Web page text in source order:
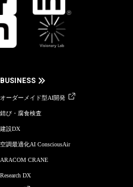
BUSINESS
オーダーメイド型AI開発
錆び・腐食検査
建設DX
空調最適化AI ConsciousAir
ARACOM CRANE
Research DX